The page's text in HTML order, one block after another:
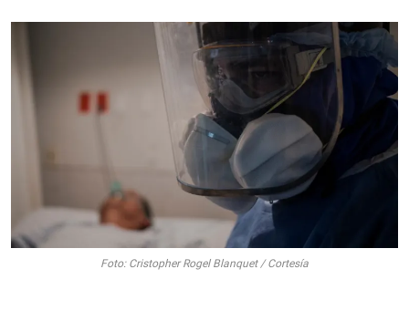
Foto: Cristopher Rogel Blanquet / Cortesía